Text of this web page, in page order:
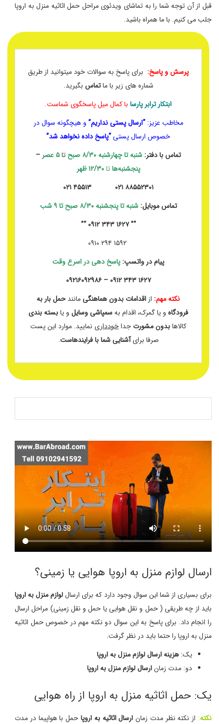
قبل از آن توجه شما را به تماشای ویدئوی مراحل حمل اثاثیه منزل به اروپا
جلب می کنیم. با ما همراه باشید.
پرسش و پاسخ: برای پاسخ به سوالات خود میتوانید از طریق
شماره های زیر با ماتماس بگیرید.
ابتکار ترابر پارسا با کمال میل پاسخگوی شماست.
مخاطب عزیز:“ارسال پستی نداریم” و هیچگونه سوال در
خصوص ارسال پستی“پاسخ داده نخواهد شد”
تماس با دفتر: شنبه تا چهارشنبه۸/۳۰ صبح تا۵ عصر
–
پنجشنبه‌هاتا۱۲/۳۰ ظهر
۸۸۵۵۲۳۰۱ ۰۲۱ ۴۵۵۱۳ ۰۲۱
تماس موبایل: شنبه تا پنجشنبه ۸/۳۰ صبح تا ۹ شب
“” ۱۶۲۷ ۳۴۳ ۰۹۱۲ “”
پیام در واتسپ: پاسخ دهی در اسرع وقت
۱۶۲۷ ۳۴۳ ۰۹۱۲ – ۰۹۲۱۶۰۹۲۹۸۶
نکته مهم: از اقدامات بدون هماهنگیمانندحمل بار به
فرودگاه و یا گمرک، اقدام بهسمپاشی وسایل و یابسته بندی
کالاهابدون مشورت جداخودداری نمایید. موارد این پست
صرفا برایآشنایی شما با فرایندهاست.
ارسال لوازم منزل به اروپا هوایی یا زمینی؟
برای بسیاری از شما این سوال وجود دارد که برای ارساللوازم منزل به اروپا
باید از چه طریقی ( حمل و نقل هوایی یا حمل و نقل زمینی) مراحل ارسال
را انجام داد. برای پاسخ به این سوال دو نکته مهم در خصوص حمل اثاثیه
منزل به اروپا را حتما باید در نظر گرفت.
یک: هزینه ارسال لوازم منزل به اروپا
دو: مدت زمانارسال لوازم منزل به اروپا
یک: حمل اثاثیه منزل به اروپا از راه هوایی
نکته: از نکته نظر مدت زمان ارسال اثاثیه به اروپا حمل با هواپیما در مدت